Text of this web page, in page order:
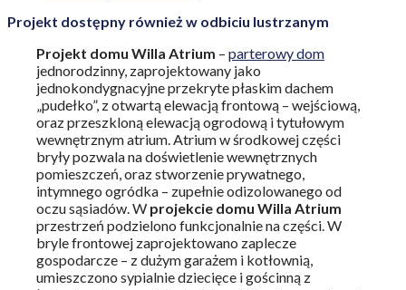
Projekt dostępny również w odbiciu lustrzanym
Projekt domu Willa Atrium – parterowy dom
jednorodzinny, zaprojektowany jako
jednokondygnacyjne przekryte płaskim dachem
„pudełko”, z otwartą elewacją frontową – wejściową,
oraz przeszkloną elewacją ogrodową i tytułowym
wewnętrznym atrium. Atrium w środkowej części
bryły pozwala na doświetlenie wewnętrznych
pomieszczeń, oraz stworzenie prywatnego,
intymnego ogródka – zupełnie odizolowanego od
oczu sąsiadów. W projekcie domu Willa Atrium
przestrzeń podzielono funkcjonalnie na części. W
bryle frontowej zaprojektowano zaplecze
gospodarcze – z dużym garażem i kotłownią,
umieszczono sypialnie dziecięce i gościnną z